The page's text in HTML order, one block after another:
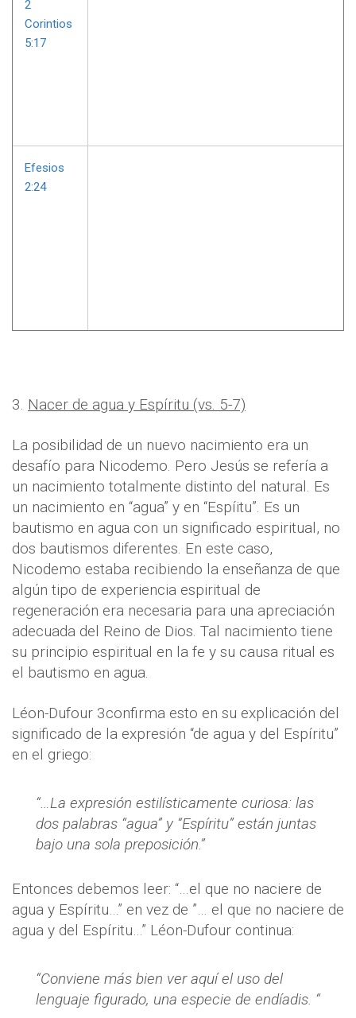
2
Corintios
5:17
Efesios
2:24
3. Nacer de agua y Espíritu (vs. 5-7)
La posibilidad de un nuevo nacimiento era un
desafío para Nicodemo. Pero Jesús se refería a
un nacimiento totalmente distinto del natural. Es
un nacimiento en “agua” y en “Espíitu”. Es un
bautismo en agua con un significado espiritual, no
dos bautismos diferentes. En este caso,
Nicodemo estaba recibiendo la enseñanza de que
algún tipo de experiencia espiritual de
regeneración era necesaria para una apreciación
adecuada del Reino de Dios. Tal nacimiento tiene
su principio espiritual en la fe y su causa ritual es
el bautismo en agua.
Léon-Dufour 3confirma esto en su explicación del
significado de la expresión “de agua y del Espíritu”
en el griego:
“…La expresión estilísticamente curiosa: las
dos palabras “agua” y “Espíritu” están juntas
bajo una sola preposición.”
Entonces debemos leer: “…el que no naciere de
agua y Espíritu…” en vez de ”… el que no naciere de
agua y del Espíritu…” Léon-Dufour continua:
“Conviene más bien ver aquí el uso del
lenguaje figurado, una especie de endíadis. “